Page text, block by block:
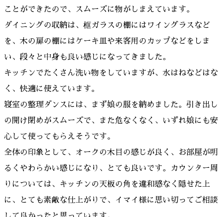
ことができたので、スムーズに物がしまえています。
ダイニングの収納は、框ガラスの棚にはワイングラスなど
を、木の扉の棚にはケーキ皿や来客用のカップなどをしま
い、段々と中身も良い感じになってきました。
キッチンでたくさん洗い物をしていますが、水はねなどはな
く、快適に使えています。
寝室の整理ダンスには、まず娘の服を納めました。引き出し
の開け閉めがスムーズで、また危なくなく、いずれ娘にも安
心して使ってもらえそうです。
全体の印象として、オークの木目の感じが良く、お部屋が明
るくやわらかい感じになり、とても良いです。カウンター周
りについては、キッチンの天板の角を違和感なく隠せた上
に、とても素敵な仕上がりで、イマイ様に思い切ってご相談